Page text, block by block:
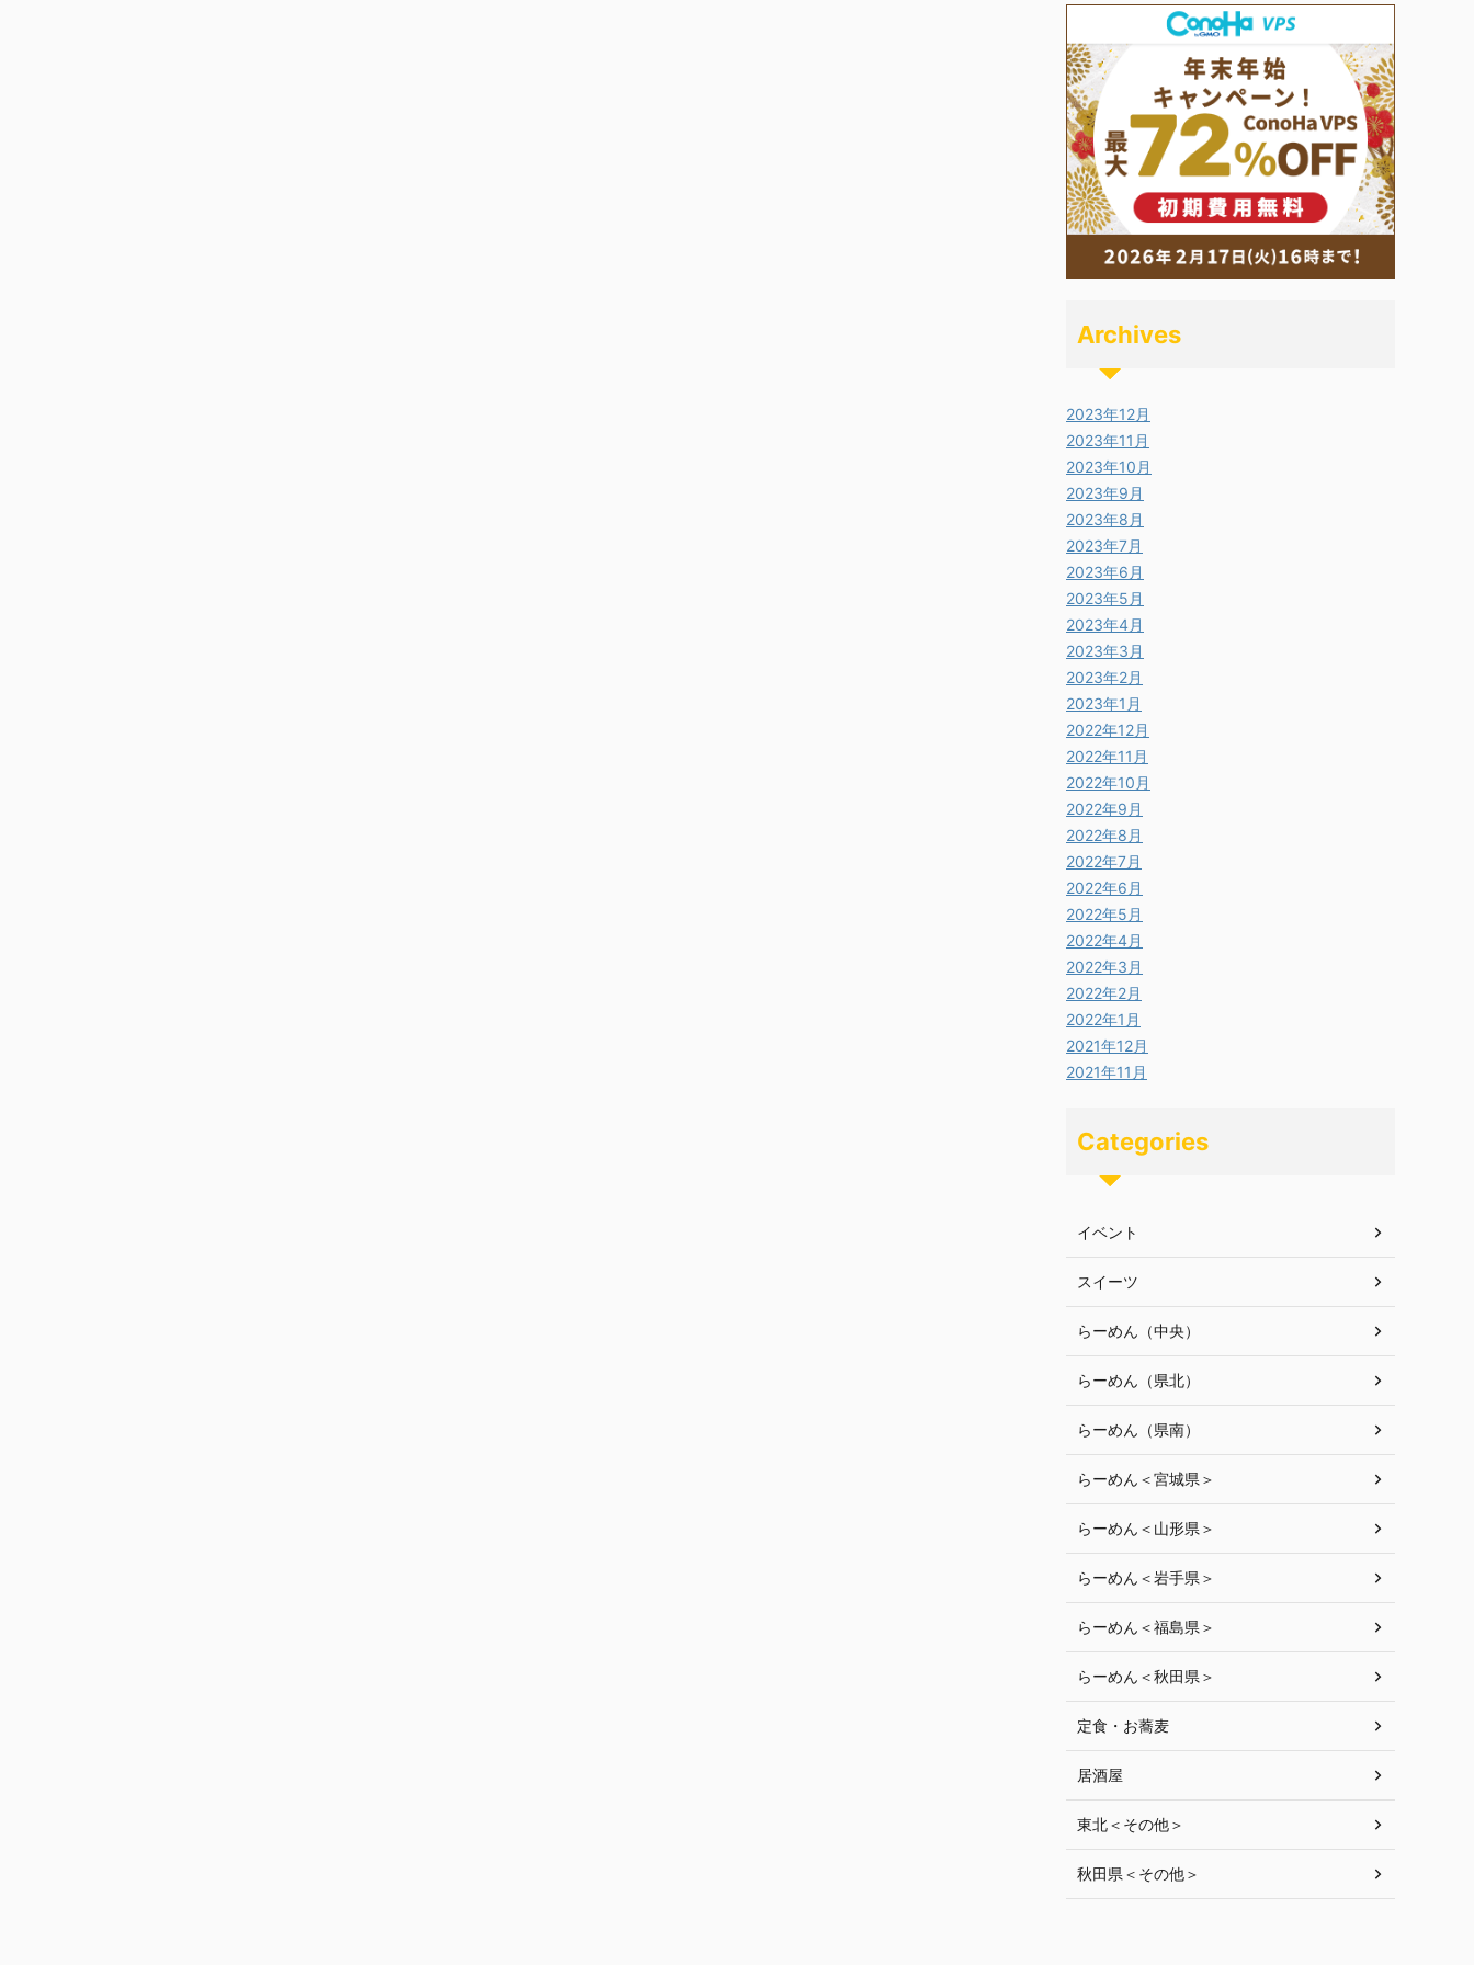
Archives
2023年12月
2023年11月
2023年10月
2023年9月
2023年8月
2023年7月
2023年6月
2023年5月
2023年4月
2023年3月
2023年2月
2023年1月
2022年12月
2022年11月
2022年10月
2022年9月
2022年8月
2022年7月
2022年6月
2022年5月
2022年4月
2022年3月
2022年2月
2022年1月
2021年12月
2021年11月
Categories
イベント
スイーツ
らーめん（中央）
らーめん（県北）
らーめん（県南）
らーめん＜宮城県＞
らーめん＜山形県＞
らーめん＜岩手県＞
らーめん＜福島県＞
らーめん＜秋田県＞
定食・お蕎麦
居酒屋
東北＜その他＞
秋田県＜その他＞